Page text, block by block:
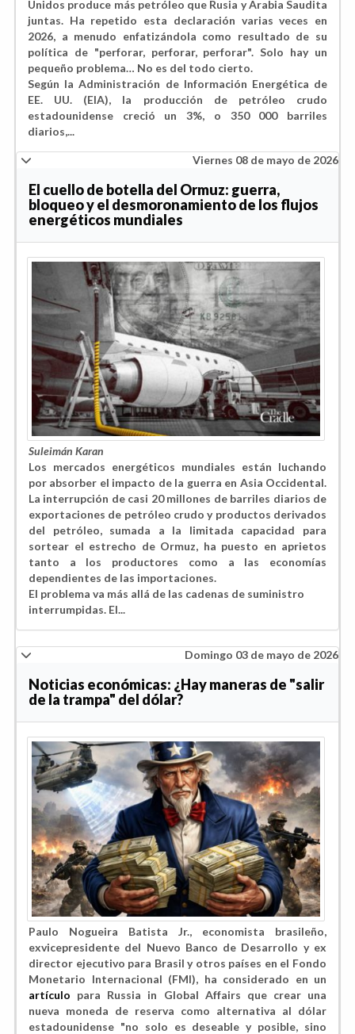
Unidos produce más petróleo que Rusia y Arabia Saudita
juntas. Ha repetido esta declaración varias veces en
2026, a menudo enfatizándola como resultado de su
política de "perforar, perforar, perforar". Solo hay un
pequeño problema… No es del todo cierto.
Según la Administración de Información Energética de
EE. UU. (EIA), la producción de petróleo crudo
estadounidense creció un 3%, o 350 000 barriles
diarios,...
Viernes 08 de mayo de 2026
El cuello de botella del Ormuz: guerra,
bloqueo y el desmoronamiento de los flujos
energéticos mundiales
Suleimán Karan
Los mercados energéticos mundiales están luchando
por absorber el impacto de la guerra en Asia Occidental.
La interrupción de casi 20 millones de barriles diarios de
exportaciones de petróleo crudo y productos derivados
del petróleo, sumada a la limitada capacidad para
sortear el estrecho de Ormuz, ha puesto en aprietos
tanto a los productores como a las economías
dependientes de las importaciones.
El problema va más allá de las cadenas de suministro
interrumpidas. El...
Domingo 03 de mayo de 2026
Noticias económicas: ¿Hay maneras de "salir
de la trampa" del dólar?
Paulo Nogueira Batista Jr., economista brasileño,
exvicepresidente del Nuevo Banco de Desarrollo y ex
director ejecutivo para Brasil y otros países en el Fondo
Monetario Internacional (FMI), ha considerado en un
artículo para Russia in Global Affairs que crear una
nueva moneda de reserva como alternativa al dólar
estadounidense "no solo es deseable y posible, sino